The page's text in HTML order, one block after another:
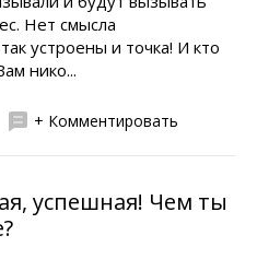
Нет смысла
устроены и точка! И кто
нико...
+ Комментировать
успешная! Чем ты